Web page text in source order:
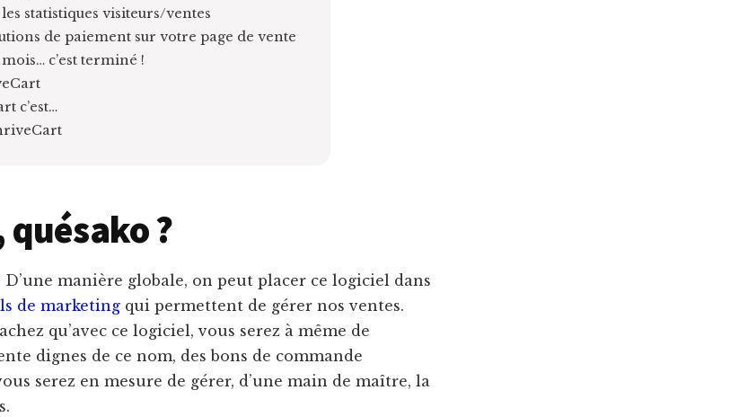
statistiques visiteurs/ventes
de paiement sur votre page de vente
c’est terminé !
c’est…
?
D’une manière globale, on peut placer ce logiciel dans
de marketing qui permettent de gérer nos ventes.
qu’avec ce logiciel, vous serez à même de
dignes de ce nom, des bons de commande
serez en mesure de gérer, d’une main de maître, la